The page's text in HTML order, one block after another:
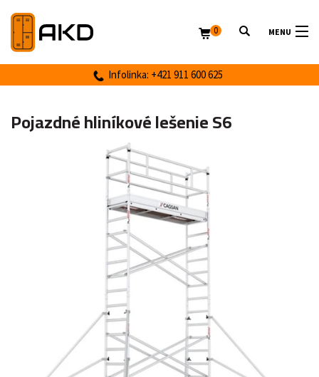
MENU
Infolinka: +421 911 600 625
0
Pojazdné hliníkové lešenie S6